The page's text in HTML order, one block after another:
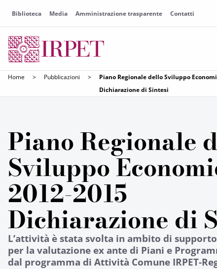
Biblioteca Media Amministrazione trasparente Contatti
Home > Pubblicazioni >
Piano Regionale dello Sviluppo
Dichiarazione di Sintesi
Piano Regionale
Sviluppo
2012-2015
Dichiarazione di
L’attività è stata svolta in ambito di
per la valutazione ex ante di Piani e
dal programma di Attività Comune IRPET-